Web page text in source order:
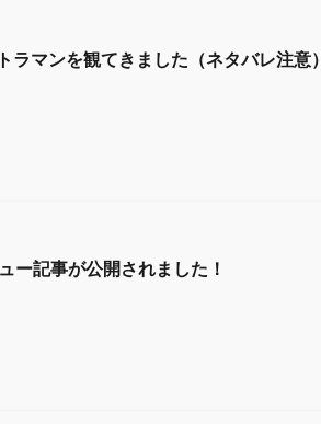
ラマンを観てきました（ネタバレ注意）
ー記事が公開されました！